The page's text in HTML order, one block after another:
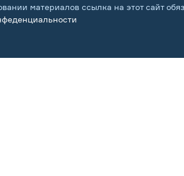
материалов ссылка на этот сайт